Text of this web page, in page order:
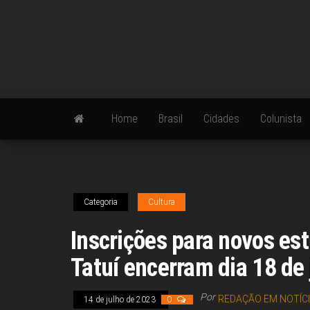
Home Brasil Cidades Colunista
Categoria Cultura
Inscrições para novos
Tatuí encerram dia 18
14 de julho de 2023 0 Por REDAÇÃO EM